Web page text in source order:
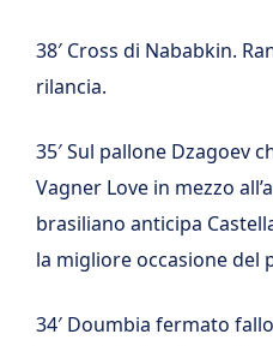
38′ Cross di Nababkin.
rilancia.
35′ Sul pallone Dzagoev
Vagner Love in mezzo
brasiliano anticipa
la migliore occasione del
34′ Doumbia fermato